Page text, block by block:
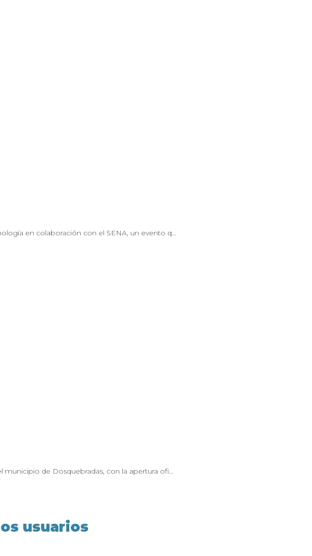
en colaboración con el SENA, un evento q…
municipio de Dosquebradas, con la apertura ofi…
usuarios